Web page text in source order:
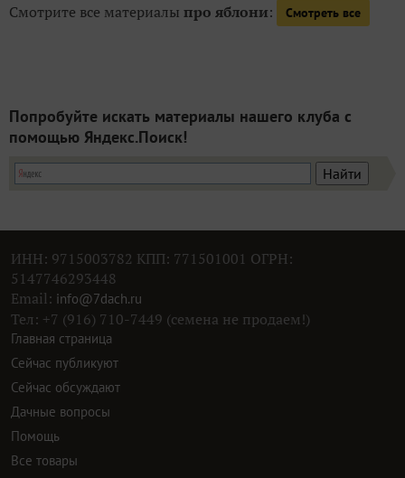
Смотрите все материалы про яблони: Смотреть все
Попробуйте искать материалы нашего клуба с
помощью Яндекс.Поиск!
ИНН: 9715003782 КПП: 771501001 ОГРН:
5147746293448
Email: info@7dach.ru
Тел: +7 (916) 710-7449 (семена не продаем!)
Главная страница
Сейчас публикуют
Сейчас обсуждают
Дачные вопросы
Помощь
Все товары